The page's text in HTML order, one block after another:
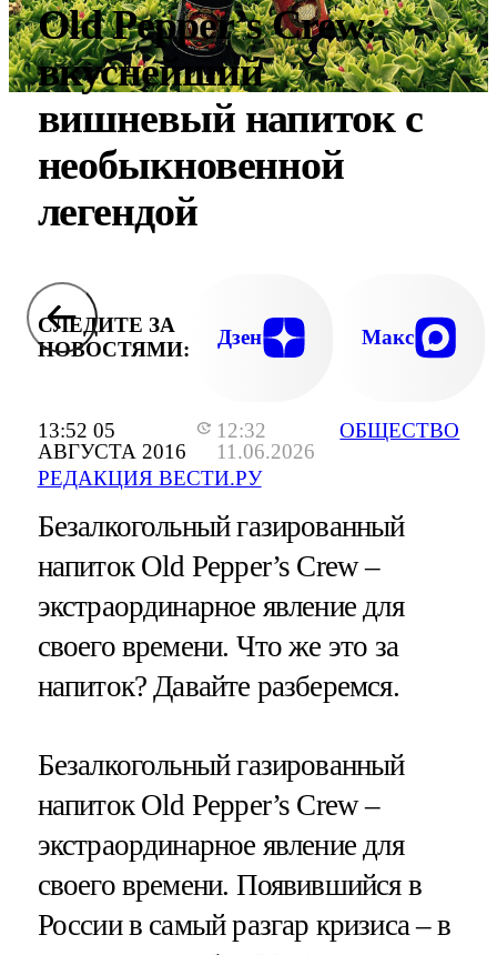
13:52 05
АВГУСТА 2016
12:32
11.06.2026
РЕДАКЦИЯ ВЕСТИ.РУ
ОБЩЕСТВО
Old Pepper’s Crew:
вкуснейший
вишневый напиток с
необыкновенной
легендой
СЛЕДИТЕ ЗА
НОВОСТЯМИ:
Дзен Макс
Безалкогольный газированный
напиток Old Pepper’s Crew –
экстраординарное явление для
своего времени. Что же это за
напиток? Давайте разберемся.
Безалкогольный газированный
напиток Old Pepper’s Crew –
экстраординарное явление для
своего времени. Появившийся в
России в самый разгар кризиса – в